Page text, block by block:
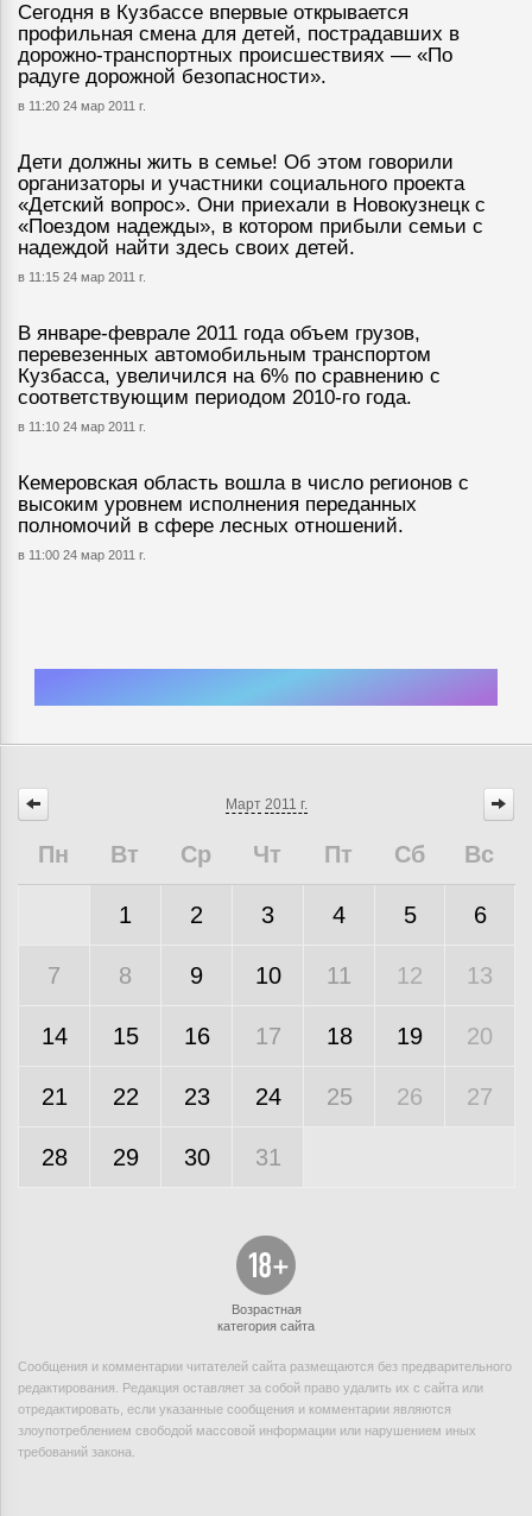
Сегодня в Кузбассе впервые открывается
профильная смена для детей, пострадавших в
дорожно-транспортных происшествиях — «По
радуге дорожной безопасности».
в 11:20 24 мар 2011 г.
Дети должны жить в семье! Об этом говорили
организаторы и участники социального проекта
«Детский вопрос». Они приехали в Новокузнецк с
«Поездом надежды», в котором прибыли семьи с
надеждой найти здесь своих детей.
в 11:15 24 мар 2011 г.
В январе-феврале 2011 года объем грузов,
перевезенных автомобильным транспортом
Кузбасса, увеличился на 6% по сравнению с
соответствующим периодом 2010-го года.
в 11:10 24 мар 2011 г.
Кемеровская область вошла в число регионов с
высоким уровнем исполнения переданных
полномочий в сфере лесных отношений.
в 11:00 24 мар 2011 г.
Март 2011 г.
Пн Вт Ср Чт Пт Сб Вс
1 2 3 4 5 6
7 8 9 10 11 12 13
14 15 16 17 18 19 20
21 22 23 24 25 26 27
28 29 30 31
Возрастная
категория сайта
Сообщения и комментарии читателей сайта размещаются без предварительного
редактирования. Редакция оставляет за собой право удалить их с сайта или
отредактировать, если указанные сообщения и комментарии являются
злоупотреблением свободой массовой информации или нарушением иных
требований закона.